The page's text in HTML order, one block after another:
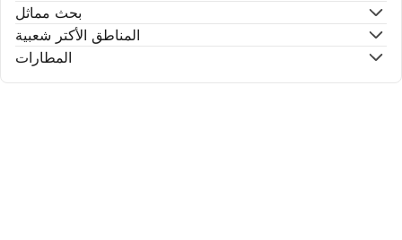
بحث مماثل
المناطق الأكتر شعبية
المطارات